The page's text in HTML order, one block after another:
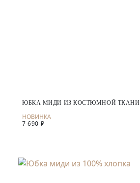
ЮБКА МИДИ ИЗ КОСТЮМНОЙ ТКАНИ
7 690 ₽